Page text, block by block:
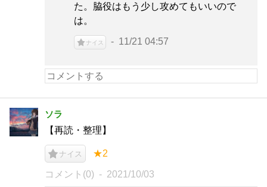
た。脇役はもう少し攻めてもいいので
は。
ナイス 11/21 04:57
ソラ
【再読・整理】
ナイス ★2
コメント(0) 2021/10/03